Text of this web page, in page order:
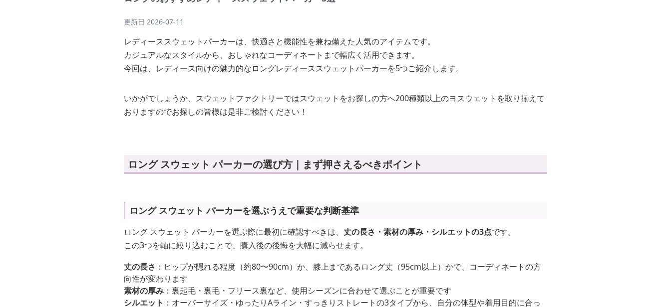
更新日 2026-07-11
レディーススウェットパーカーは、快適さと機能性を兼ね備えた人気のアイテムです。
カジュアルなスタイルから、おしゃれなコーディネートまで幅広く活用できます。
今回は、レディース向けの魅力的なロングレディーススウェットパーカーを5つご紹介します。
いかがでしょうか、スウェットファクトリーではスウェットをお探しの方へ200種類以上のヨスウェットを取り揃えて
おりますのでお探しの皆様は是非ご検討ください！
ロング スウェット パーカーの選び方｜まず押さえるべきポイント
ロング スウェット パーカーを選ぶうえで重要な判断基準
ロング スウェット パーカーを選ぶ際に最初に確認すべきは、 丈の長さ・素材の厚み・シルエットの3点です。
この3つを軸に絞り込むことで、購入後の後悔を大幅に減らせます。
丈の長さ ：ヒップが隠れる程度（約80〜90cm）か、膝上まであるロング丈（95cm以上）かで、コーディネートの方
向性が変わります
素材の厚み ：裏起毛・裏毛・フリース裏など、使用シーズンに合わせて選ぶことが重要です
シルエット ：オーバーサイズ・ゆったりAライン・すっきりストレートの3タイプから、自分の体型や着用目的に合っ